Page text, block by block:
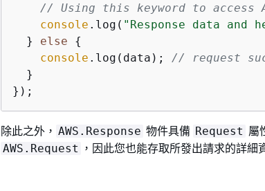
// Using this keyword to access
console .log( "Response data and
  }
else
{
console .log(data); // request
  }
});
除此之外， AWS.Response 物件具備 Request 屬
AWS.Request ，因此您也能存取所發出請求的詳細